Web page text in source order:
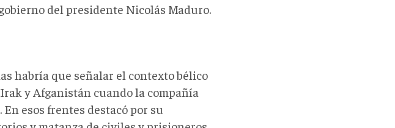
del presidente Nicolás Maduro.
habría que señalar el contexto bélico
y Afganistán cuando la compañía
esos frentes destacó por su